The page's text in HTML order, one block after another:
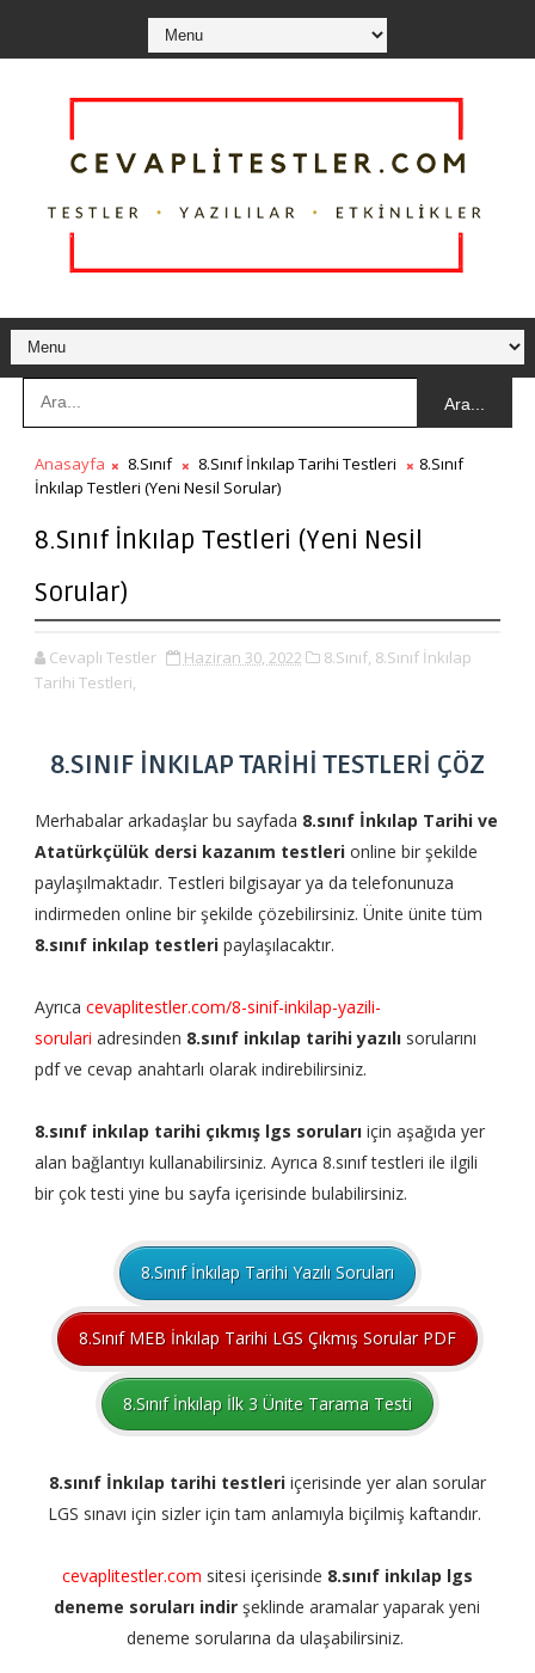
Ara...
Anasayfa 8.Sınıf 8.Sınıf İnkılap Tarihi Testleri
8.Sınıf
İnkılap Testleri (Yeni Nesil Sorular)
8.Sınıf İnkılap Testleri (Yeni Nesil
Sorular)
Cevaplı Testler Haziran 30, 2022 8.Sınıf, 8.Sınıf İnkılap
Tarihi Testleri,
8.SINIF İNKILAP TARİHİ TESTLERİ ÇÖZ
Merhabalar arkadaşlar bu sayfada 8.sınıf İnkılap Tarihi ve
Atatürkçülük dersi kazanım testleri online bir şekilde
paylaşılmaktadır. Testleri bilgisayar ya da telefonunuza
indirmeden online bir şekilde çözebilirsiniz. Ünite ünite tüm
8.sınıf inkılap testleripaylaşılacaktır.
Ayrıca cevaplitestler.com/8-sinif-inkilap-yazili-
sorulari adresinden 8.sınıf inkılap tarihi yazılısorularını
pdf ve cevap anahtarlı olarak indirebilirsiniz.
8.sınıf inkılap tarihi çıkmış lgs sorularıiçin aşağıda yer
alan bağlantıyı kullanabilirsiniz. Ayrıca 8.sınıf testleri ile ilgili
bir çok testi yine bu sayfa içerisinde bulabilirsiniz.
8.Sınıf İnkılap Tarihi Yazılı Soruları
8.Sınıf MEB İnkılap Tarihi LGS Çıkmış Sorular PDF
8.Sınıf İnkılap İlk 3 Ünite Tarama Testi
8.sınıf İnkılap tarihi testleriiçerisinde yer alan sorular
LGS sınavı için sizler için tam anlamıyla biçilmiş kaftandır.
cevaplitestler.com sitesi içerisinde 8.sınıf inkılap lgs
deneme soruları indirşeklinde aramalar yaparak yeni
deneme sorularına da ulaşabilirsiniz.